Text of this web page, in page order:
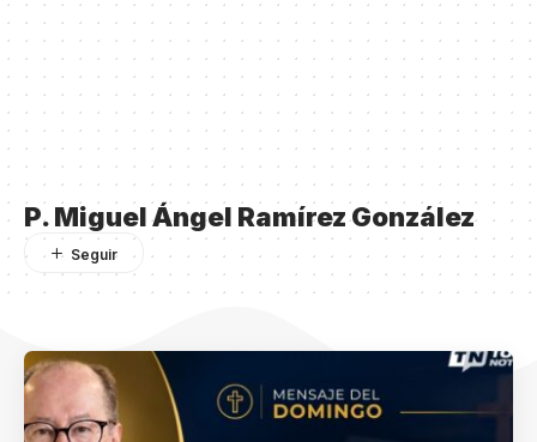
P. Miguel Ángel Ramírez González